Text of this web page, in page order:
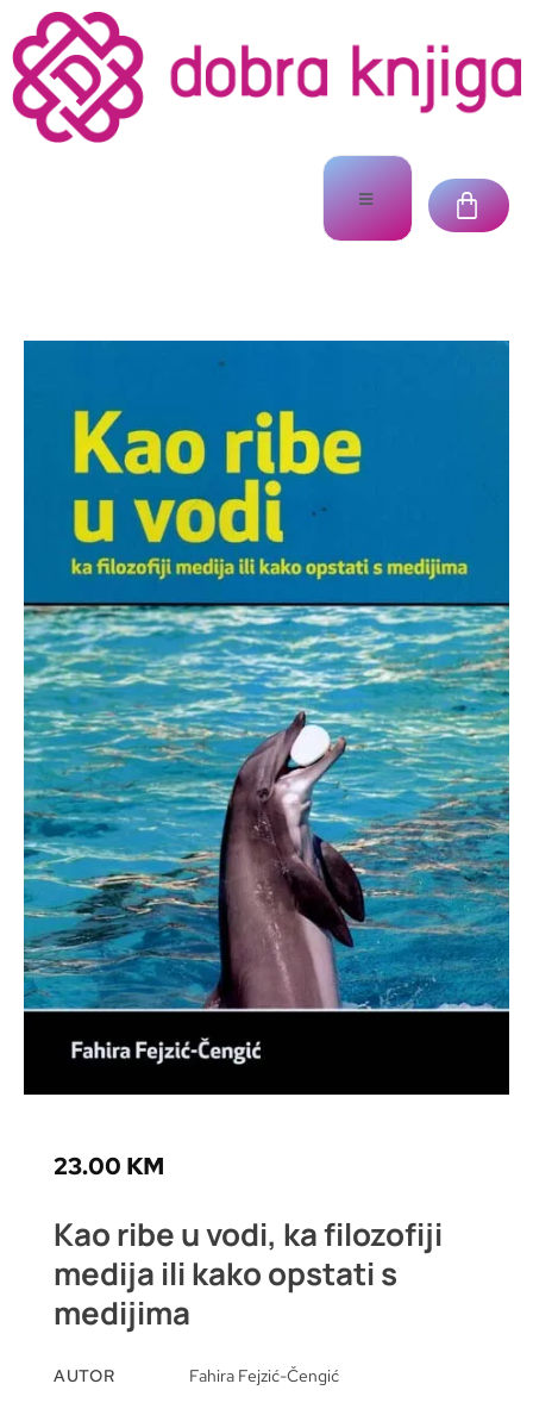
23.00 KM
Kao ribe u vodi, ka filozofiji
medija ili kako opstati s
medijima
AUTOR Fahira Fejzić-Čengić